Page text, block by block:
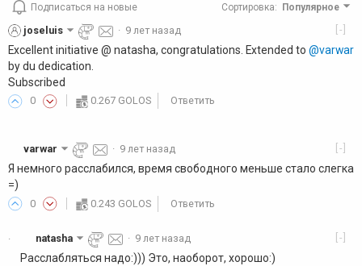
Подписаться на новые Сортировка: Популярное
[-]
joseluis · 9 лет назад
Excellent initiative @ natasha, congratulations. Extended to @varwar
by du dedication.
Subscribed
0 0.267 GOLOS Ответить
[-]
varwar · 9 лет назад
Я немного расслабился, время свободного меньше стало слегка
=)
0 0.243 GOLOS Ответить
· [-]
natasha · 9 лет назад
Расслабляться надо:))) Это, наоборот, хорошо:)